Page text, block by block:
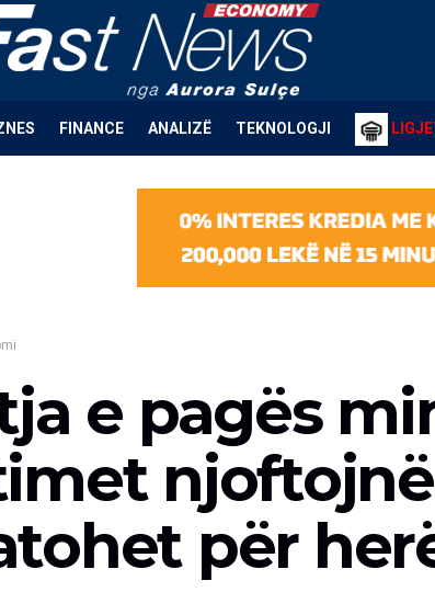
FINANCE ANALIZË TEKNOLOGJI
e pagës
për